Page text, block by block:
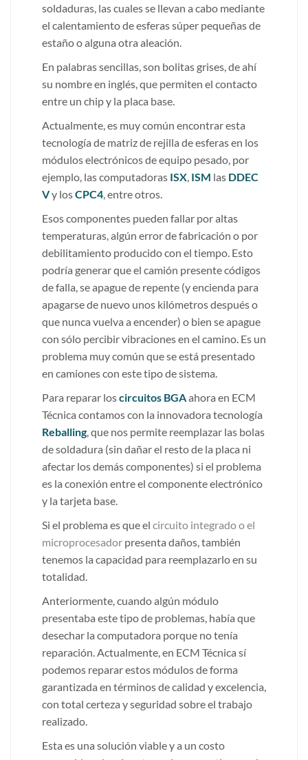
soldaduras, las cuales se llevan a cabo mediante
el calentamiento de esferas súper pequeñas de
estaño o alguna otra aleación.
En palabras sencillas, son bolitas grises, de ahí
su nombre en inglés, que permiten el contacto
entre un chip y la placa base.
Actualmente, es muy común encontrar esta
tecnología de matriz de rejilla de esferas en los
módulos electrónicos de equipo pesado, por
ejemplo, las computadoras ISX ISM las DDEC
Vy losCPC4 , entre otros.
Esos componentes pueden fallar por altas
temperaturas, algún error de fabricación o por
debilitamiento producido con el tiempo. Esto
podría generar que el camión presente códigos
de falla, se apague de repente (y encienda para
apagarse de nuevo unos kilómetros después o
que nunca vuelva a encender) o bien se apague
con sólo percibir vibraciones en el camino. Es un
problema muy común que se está presentado
en camiones con este tipo de sistema.
Para reparar loscircuitos BGAahora en ECM
Técnica contamos con la innovadora tecnología
Reballing , que nos permite reemplazar las bolas
de soldadura (sin dañar el resto de la placa ni
afectar los demás componentes) si el problema
es la conexión entre el componente electrónico
y la tarjeta base.
Si el problema es que el circuito integrado o el
microprocesador presenta daños, también
tenemos la capacidad para reemplazarlo en su
totalidad.
Anteriormente, cuando algún módulo
presentaba este tipo de problemas, había que
desechar la computadora porque no tenía
reparación. Actualmente, en ECM Técnica sí
podemos reparar estos módulos de forma
garantizada en términos de calidad y excelencia,
con total certeza y seguridad sobre el trabajo
realizado.
Esta es una solución viable y a un costo